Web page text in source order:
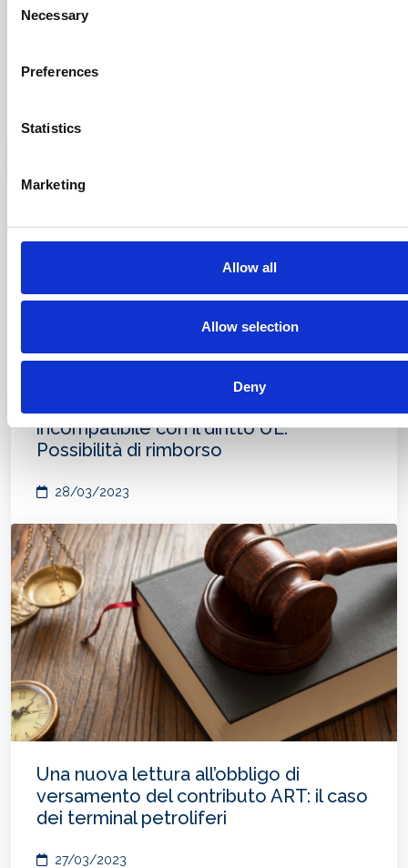
Selection
Necessary
Preferences
Statistics
Marketing
Allow all
Allow selection
Deny
Civitavecchia
29/03/2023
incompatibile con il diritto UE.
Possibilità di rimborso
28/03/2023
Una nuova lettura all’obbligo di
versamento del contributo ART: il caso
dei terminal petroliferi
27/03/2023